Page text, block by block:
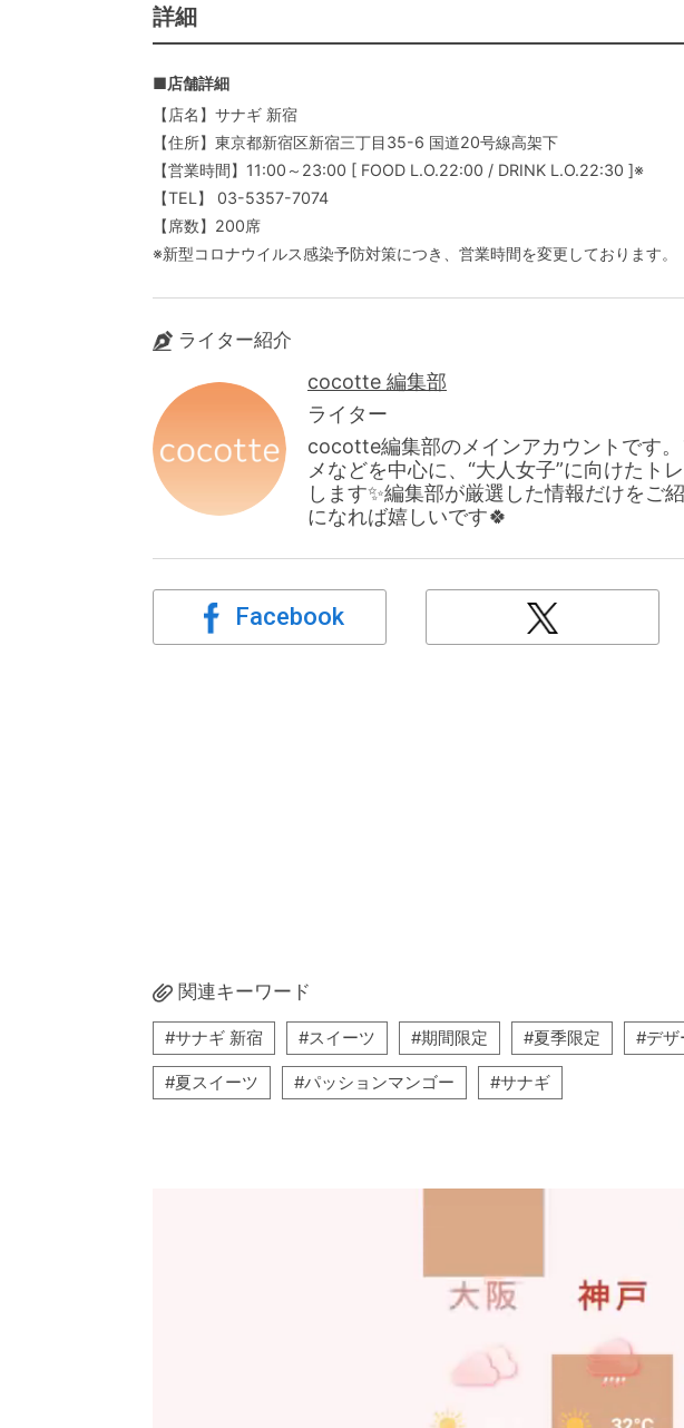
詳細
■店舗詳細
【店名】サナギ 新宿
【住所】東京都新宿区新宿三丁目35-6 国道20号線高架下
【営業時間】11:00～23:00 [ FOOD L.O.22:00 / DRINK L.O.22:30 ]※
【TEL】 03-5357-7074
【席数】200席
※新型コロナウイルス感染予防対策につき、営業時間を変更しております。
ライター紹介
cocotte 編集部
ライター
cocotte編集部のメインアカウントです
メなどを中心に、“大人女子”に向けたト
します✨編集部が厳選した情報だけをご
になれば嬉しいです🍀
Facebook
関連キーワード
サナギ 新宿 スイーツ 期間限定 夏季限定 デザ
夏スイーツ パッションマンゴー サナギ